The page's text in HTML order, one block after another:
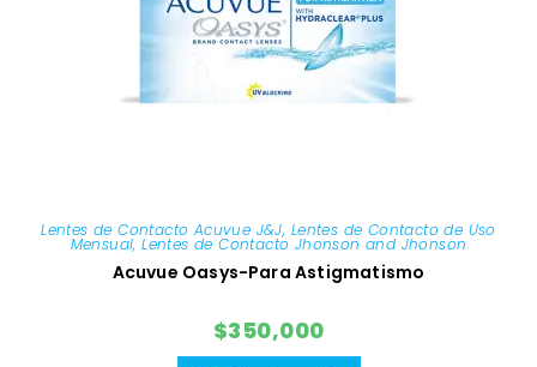
Lentes de Contacto Acuvue J&J, Lentes de Contacto de Uso
Mensual,Lentes de Contacto Jhonson and Jhonson
Acuvue Oasys-Para Astigmatismo
$350,000